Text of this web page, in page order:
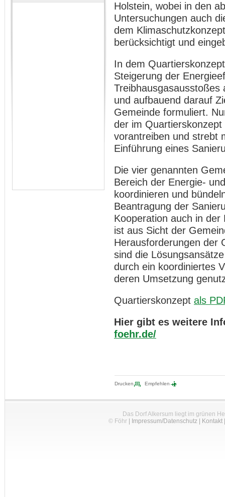
Holstein, wobei in den
Untersuchungen auch
dem
berücksichtigt und
In dem
Steigerung der
Treibhausgasausstoßes
und aufbauend darauf
Gemeinde formuliert.
der im
vorantreiben und strebt
Einführung eines
Die vier genannten
Bereich der Energie-
koordinieren und
Beantragung der
Kooperation auch in
ist aus Sicht der
Herausforderungen der
sind die
durch ein koordiniertes
deren Umsetzung
Quartierskonzept als
Hier gibt es weitere
foehr.de/
Drucken Empfehlen
Das Dorf Alkersum liegt im grünen
© Föhr| Impressum/Datenschutz| Kontakt